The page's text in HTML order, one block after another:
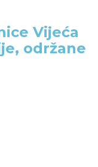
Vijeća
održane